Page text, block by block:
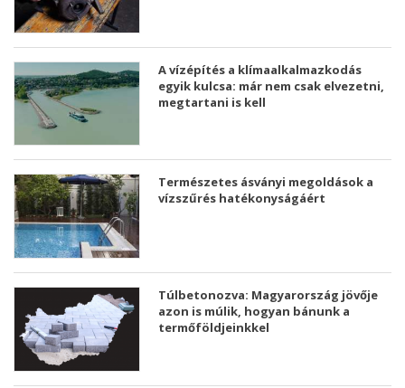
A vízépítés a klímaalkalmazkodás
egyik kulcsa: már nem csak elvezetni,
megtartani is kell
Természetes ásványi megoldások a
vízszűrés hatékonyságáért
Túlbetonozva: Magyarország jövője
azon is múlik, hogyan bánunk a
termőföldjeinkkel